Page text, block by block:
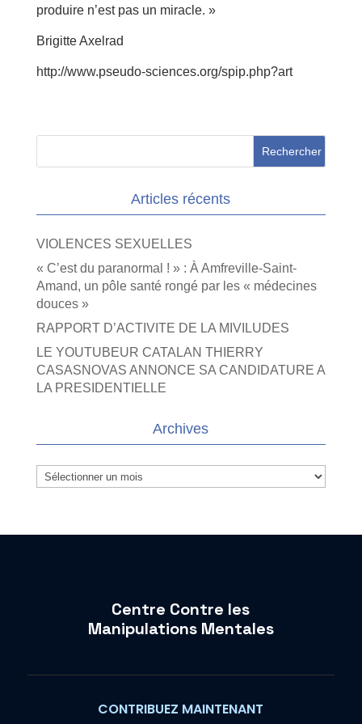
produire n’est pas un miracle. »
Brigitte Axelrad
http://www.pseudo-sciences.org/spip.php?art
Articles récents
VIOLENCES SEXUELLES
« C’est du paranormal ! » : À Amfreville-Saint-
Amand, un pôle santé rongé par les « médecines
douces »
RAPPORT D’ACTIVITE DE LA MIVILUDES
LE YOUTUBEUR CATALAN THIERRY
CASASNOVAS ANNONCE SA CANDIDATURE A
LA PRESIDENTIELLE
Archives
Archives
Centre Contre les
Manipulations Mentales
CONTRIBUEZ MAINTENANT